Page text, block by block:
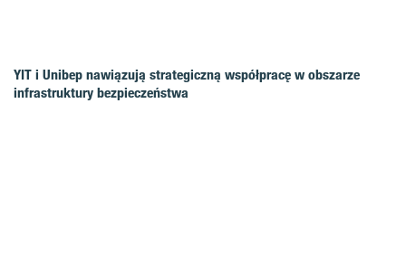
YIT i Unibep nawiązują strategiczną współpracę w obszarze
infrastruktury bezpieczeństwa